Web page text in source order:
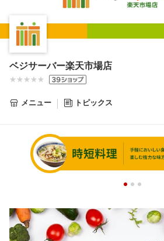
ベジサーバー楽天市場店
メニュー トピックス